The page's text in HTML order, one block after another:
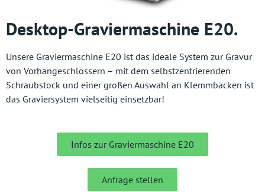
Desktop-Graviermaschine E20.
Unsere Graviermaschine E20 ist das ideale System zur Gravur
von Vorhängeschlössern – mit dem selbstzentrierenden
Schraubstock und einer großen Auswahl an Klemmbacken ist
das Graviersystem vielseitig einsetzbar!
Infos zur Graviermaschine E20
Anfrage stellen